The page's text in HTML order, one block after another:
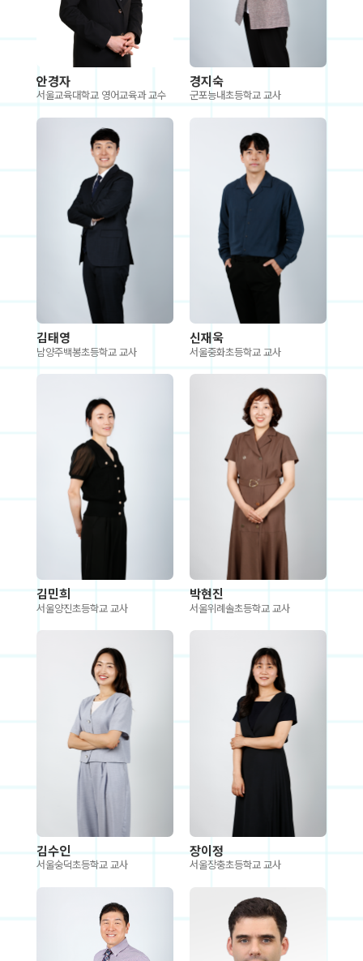
안경자
서울교육대학교 영어교육과 교수
경지숙
군포능내초등학교 교사
김태영
남양주백봉초등학교 교사
신재욱
서울중화초등학교 교사
김민희
서울양진초등학교 교사
박현진
서울위례솔초등학교 교사
김수인
서울숭덕초등학교 교사
장이정
서울장충초등학교 교사